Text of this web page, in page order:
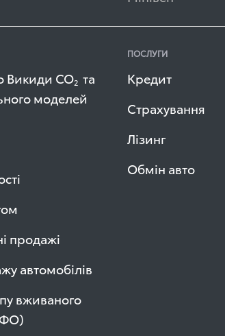
Викиди СО2 та
моделей
продажі
автомобілів
вживаного
ПОСЛУГИ
Кредит
Страхування
Лізинг
Обмін авто